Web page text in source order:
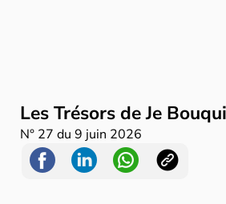
Les Trésors de Je
N° 27 du9 juin 2026